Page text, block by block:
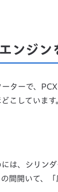
ンジン
ーターで、
こしています
は、シリン
間開いて、